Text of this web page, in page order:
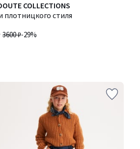
COLLECTIONS
плотницкого стиля
3600 ₽-29%